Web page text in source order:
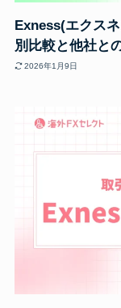
Exness(エクス
別比較と他社と
2026年1月9日